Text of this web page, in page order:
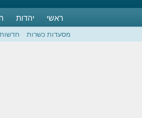
ראשי יהדות
מסעדות כשרות